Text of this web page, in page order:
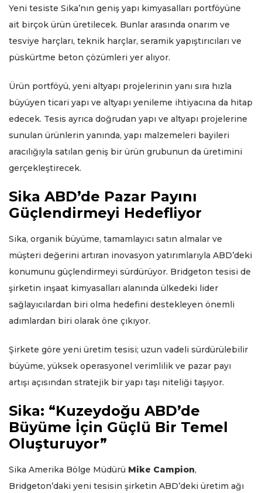
Yeni tesiste Sika’nın geniş yapı kimyasalları portföyüne
ait birçok ürün üretilecek. Bunlar arasında onarım ve
tesviye harçları, teknik harçlar, seramik yapıştırıcıları ve
püskürtme beton çözümleri yer alıyor.
Ürün portföyü, yeni altyapı projelerinin yanı sıra hızla
büyüyen ticari yapı ve altyapı yenileme ihtiyacına da hitap
edecek. Tesis ayrıca doğrudan yapı ve altyapı projelerine
sunulan ürünlerin yanında, yapı malzemeleri bayileri
aracılığıyla satılan geniş bir ürün grubunun da üretimini
gerçekleştirecek.
Sika ABD’de Pazar Payını
Güçlendirmeyi Hedefliyor
Sika, organik büyüme, tamamlayıcı satın almalar ve
müşteri değerini artıran inovasyon yatırımlarıyla ABD’deki
konumunu güçlendirmeyi sürdürüyor. Bridgeton tesisi de
şirketin inşaat kimyasalları alanında ülkedeki lider
sağlayıcılardan biri olma hedefini destekleyen önemli
adımlardan biri olarak öne çıkıyor.
Şirkete göre yeni üretim tesisi; uzun vadeli sürdürülebilir
büyüme, yüksek operasyonel verimlilik ve pazar payı
artışı açısından stratejik bir yapı taşı niteliği taşıyor.
Sika: “Kuzeydoğu ABD’de
Büyüme İçin Güçlü Bir Temel
Oluşturuyor”
Sika Amerika Bölge Müdürü Mike Campion,
Bridgeton’daki yeni tesisin şirketin ABD’deki üretim ağı